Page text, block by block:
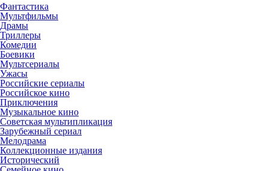
Фантастика
Мультфильмы
Драмы
Триллеры
Комедии
Боевики
Мультсериалы
Ужасы
Российские сериалы
Российское кино
Приключения
Музыкальное кино
Советская мультипликация
Зарубежный сериал
Мелодрама
Коллекционные издания
Исторический